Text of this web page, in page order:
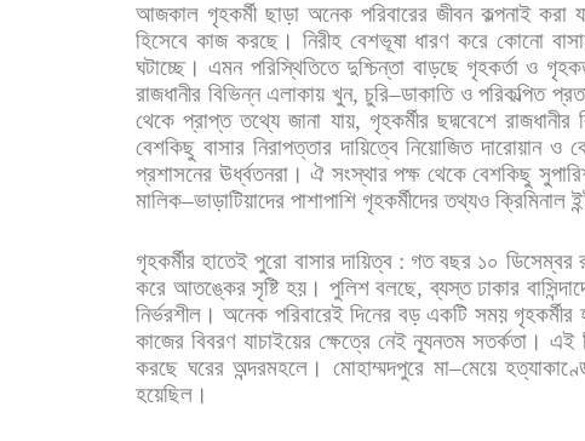
আজকাল গৃহকর্মী ছাড়া অনেক পরিবারের জীবন কল্পনাই করা
হিসেবে কাজ করছে। নিরীহ বেশভূষা ধারণ করে কোনো
ঘটাচ্ছে। এমন পরিস্থিতিতে দুশ্চিন্তা বাড়ছে গৃহকর্তা ও
রাজধানীর বিভিন্ন এলাকায় খুন,চুরি–ডাকাতি ও পরিকল্পিত
থেকে প্রাপ্ত তথ্যে জানা যায়, গৃহকর্মীর ছদ্মবেশে রাজধানীর
বেশকিছু বাসার নিরাপত্তার দায়িত্বে নিয়োজিত দারোয়ান ও
প্রশাসনের ঊর্ধ্বতনরা। ঐ সংস্থার পক্ষ থেকে বেশকিছু
মালিক–ভাড়াটিয়াদের পাশাপাশি গৃহকর্মীদের তথ্যও ক্রিমিনাল
গৃহকর্মীর হাতেই পুরো বাসার দায়িত্ব: গত বছর ১০ ডিসেম্বর
করে আতঙ্কের সৃষ্টি হয়। পুলিশ বলছে,ব্যস্ত ঢাকার
নির্ভরশীল। অনেক পরিবারেই দিনের বড় একটি সময় গৃহকর্মীর
কাজের বিবরণ যাচাইয়ের ক্ষেত্রে নেই ন্যূনতম সতর্কতা। এই
করছে ঘরের অন্দরমহলে। মোহাম্মদপুরে মা–মেয়ে
হয়েছিল।